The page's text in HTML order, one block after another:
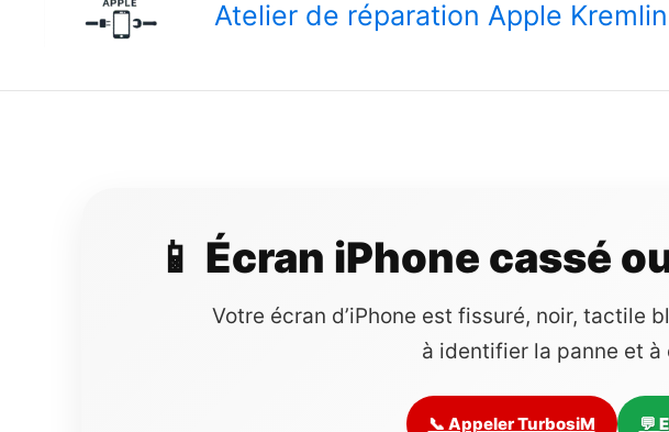
Atelier de réparation Apple
📱 Écran iPhone cassé
Votre écran d’iPhone est fissuré, noir, tactile
à identifier la panne et
📞 Appeler TurbosiM 💬